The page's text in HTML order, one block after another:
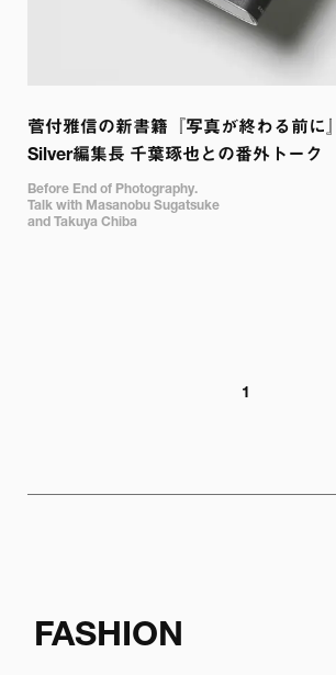
菅付雅信の新書籍『写真が終わる前に』
Silver編集長 千葉琢也との番外トーク
Before End of Photography.
Talk with Masanobu Sugatsuke
and Takuya Chiba
1
FASHION